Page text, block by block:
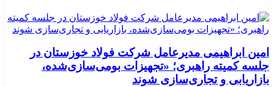
امین ابراهیمی مدیرعامل شرکت فولاد خوزستان در
جلسه کمیته راهبری؛ «تجهیزات بومی‌سازی‌شده،
بازاریابی و تجاری‌سازی شوند